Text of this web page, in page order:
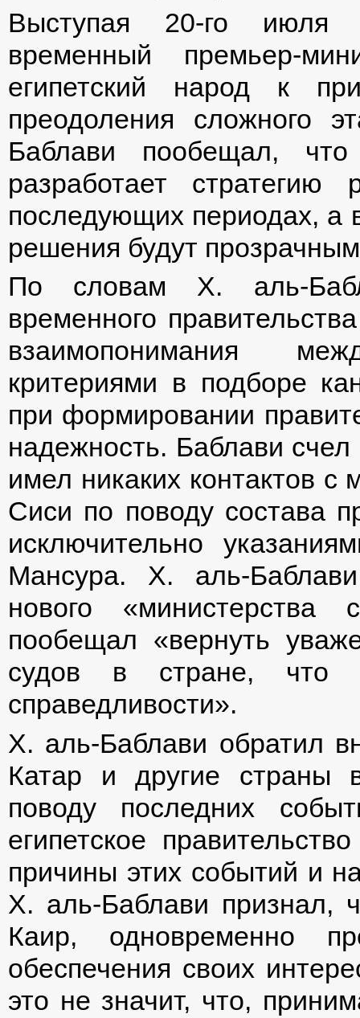
Выступая 20-го июля
временный премьер-
египетский народ к
преодоления сложного
Баблави пообещал, что
разработает
последующих периодах, а
решения будут
По словам Х. аль-
временного
взаимопонимания
критериями в подборе
при формировании
надежность. Баблави
имел никаких контактов
Сиси по поводу состава
исключительно
Мансура. Х. аль-
нового «министерства
пообещал «вернуть
судов в стране, что
справедливости».
Х. аль-Баблави обратил
Катар и другие страны
поводу последних
египетское
причины этих событий и
Х. аль-Баблави признал,
Каир, одновременно
обеспечения своих
это не значит, что,